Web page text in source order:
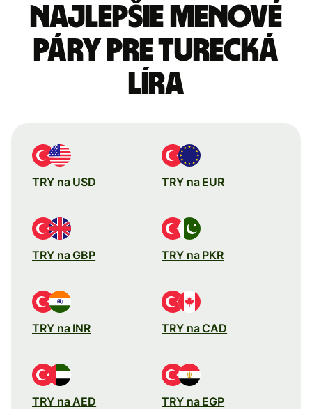
Najlepšie menové
páry pre Turecká
líra
TRY na USD TRY na EUR
TRY na GBP TRY na PKR
TRY na INR TRY na CAD
TRY na AED TRY na EGP